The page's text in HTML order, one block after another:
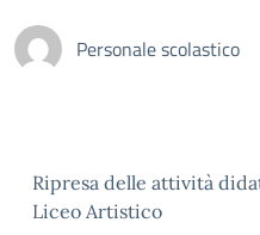
Personale scolastico
Ripresa delle attività
Liceo Artistico